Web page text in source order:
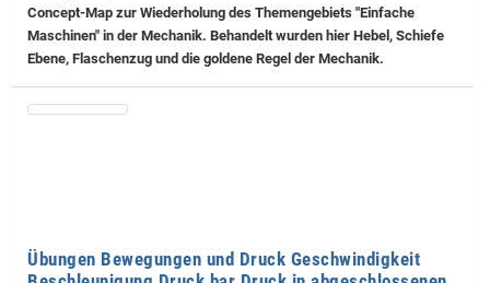
Concept-Map zur Wiederholung des Themengebiets "Einfache
Maschinen" in der Mechanik. Behandelt wurden hier Hebel, Schiefe
Ebene, Flaschenzug und die goldene Regel der Mechanik.
Übungen Bewegungen und Druck Geschwindigkeit